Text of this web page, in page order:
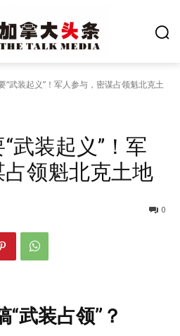
“武装起义”！军人参与，密谋占领魁北克土
武装起义”！军
领魁北克土地
0
武装占领”？